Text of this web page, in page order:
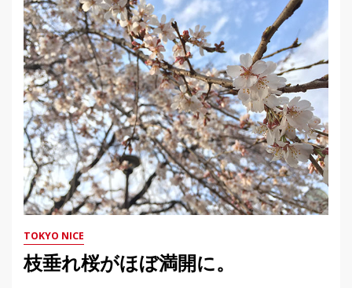
TOKYO NICE
枝垂れ桜がほぼ満開に。